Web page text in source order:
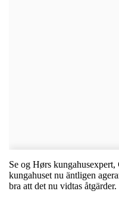
Se og Hørs kungahusexpert,
kungahuset nu äntligen
bra att det nu vidtas åtgärder.